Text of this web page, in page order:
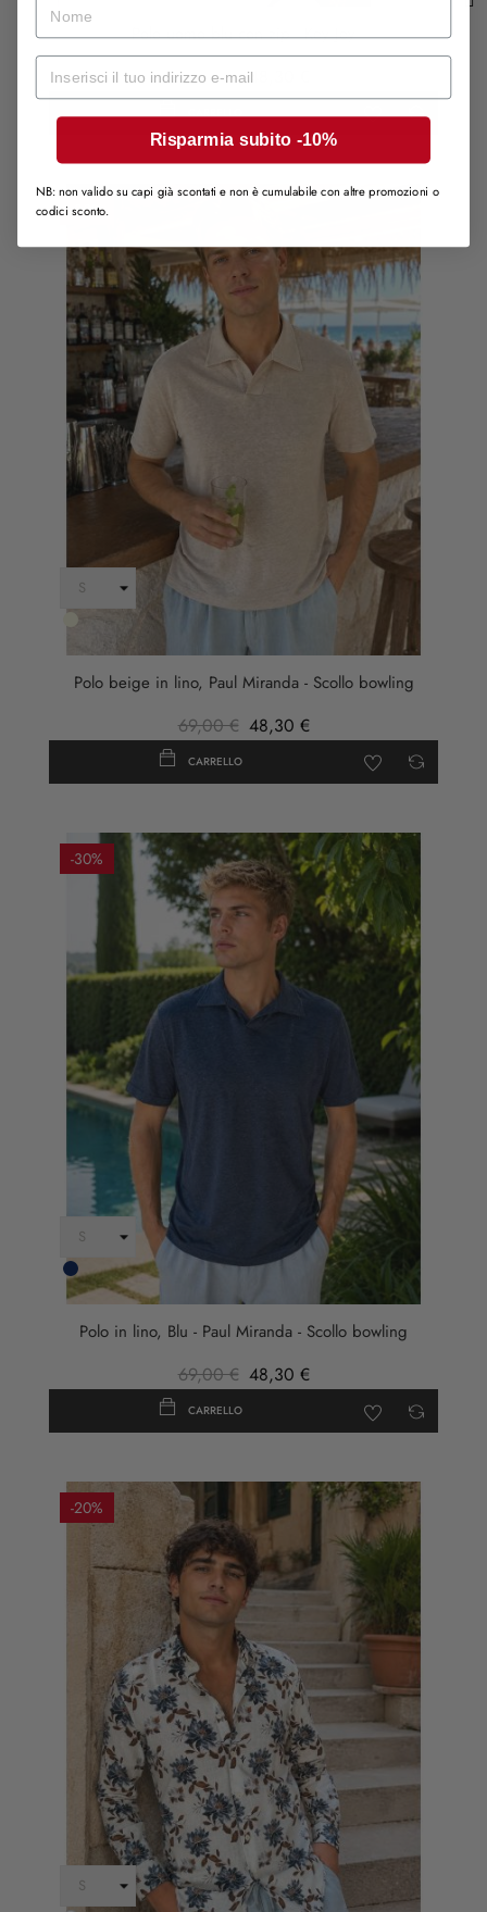
Polo uomo blu con zip - Key Jey
69,00 € 48,30 €
-30%
Beige
Polo beige in lino, Paul Miranda - Scollo bowling
69,00 € 48,30 €
CARRELLO
-30%
Blu
Scuro
Polo in lino, Blu - Paul Miranda - Scollo bowling
69,00 € 48,30 €
CARRELLO
-20%
Mail
Risparmia subito -10%
NB: non valido su capi già scontati e non è cumulabile con altre promozioni o
codici sconto.